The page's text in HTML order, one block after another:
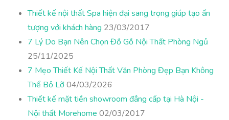
Thiết kế nội thất Spa hiện đại sang trọng giúp tạo ấn
tượng với khách hàng 23/03/2017
7 Lý Do Bạn Nên Chọn Đồ Gỗ Nội Thất Phòng Ngủ
25/11/2025
7 Mẹo Thiết Kế Nội Thất Văn Phòng Đẹp Bạn Không
Thể Bỏ Lỡ04/03/2026
Thiết kế mặt tiền showroom đẳng cấp tại Hà Nội -
Nội thất Morehome 02/03/2017